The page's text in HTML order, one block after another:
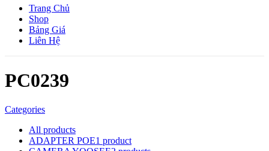
Trang Chủ
Shop
Bảng Giá
Liên Hệ
PC0239
Categories
All products
ADAPTER POE1 product